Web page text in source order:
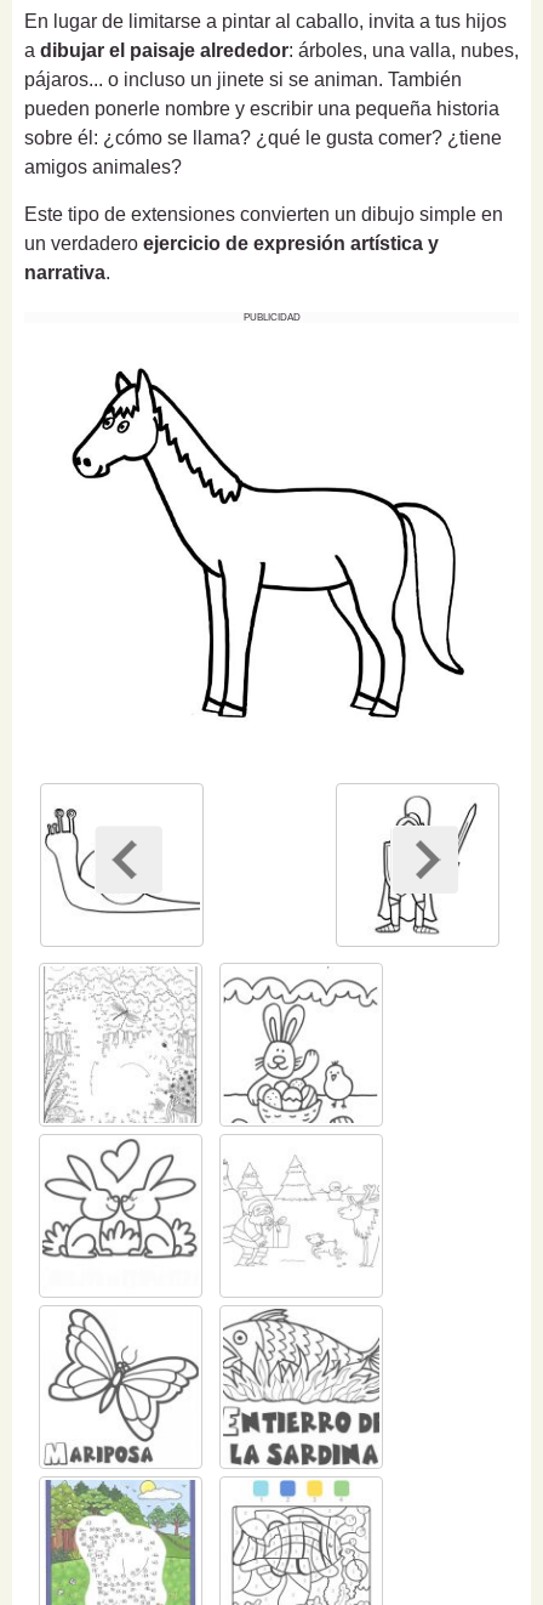
En lugar de limitarse a pintar al caballo, invita a tus hijos
a dibujar el paisaje alrededor: árboles, una valla, nubes,
pájaros... o incluso un jinete si se animan. También
pueden ponerle nombre y escribir una pequeña historia
sobre él: ¿cómo se llama? ¿qué le gusta comer? ¿tiene
amigos animales?
Este tipo de extensiones convierten un dibujo simple en
un verdadero ejercicio de expresión artística y
narrativa.
PUBLICIDAD